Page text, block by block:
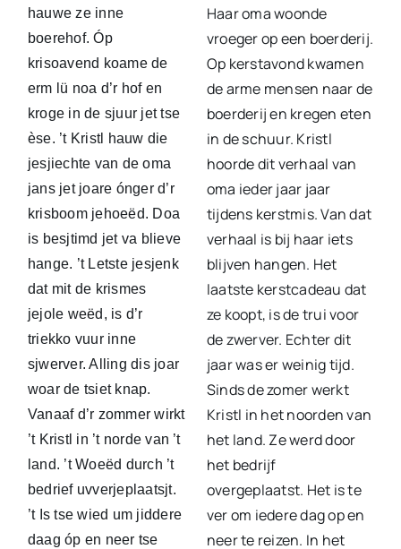
hauwe ze inne
boerehof. Óp
krisoavend koame de
erm lü noa d’r hof en
kroge in de sjuur jet tse
èse. ’t Kristl hauw die
jesjiechte van de oma
jans jet joare ónger d’r
krisboom jehoeëd. Doa
is besjtimd jet va blieve
hange. ’t Letste jesjenk
dat mit de krismes
jejole weëd, is d’r
triekko vuur inne
sjwerver. Alling dis joar
woar de tsiet knap.
Vanaaf d’r zommer wirkt
’t Kristl in ’t norde van ’t
land. ’t Woeëd durch ’t
bedrief uvverjeplaatsjt.
’t Is tse wied um jiddere
daag óp en neer tse
Haar oma woonde
vroeger op een boerderij.
Op kerstavond kwamen
de arme mensen naar de
boerderij en kregen eten
in de schuur. Kristl
hoorde dit verhaal van
oma ieder jaar jaar
tijdens kerstmis. Van dat
verhaal is bij haar iets
blijven hangen. Het
laatste kerstcadeau dat
ze koopt, is de trui voor
de zwerver. Echter dit
jaar was er weinig tijd.
Sinds de zomer werkt
Kristl in het noorden van
het land. Ze werd door
het bedrijf
overgeplaatst. Het is te
ver om iedere dag op en
neer te reizen. In het